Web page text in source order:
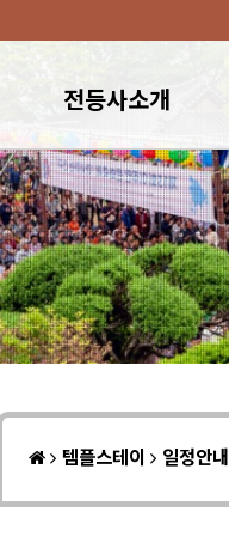
전등사소개
템플스테이 일정안내